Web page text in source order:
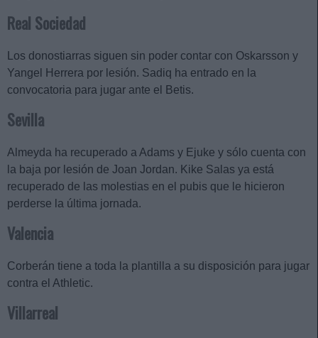
Real Sociedad
Los donostiarras siguen sin poder contar con Oskarsson y
Yangel Herrera por lesión. Sadiq ha entrado en la
convocatoria para jugar ante el Betis.
Sevilla
Almeyda ha recuperado a Adams y Ejuke y sólo cuenta con
la baja por lesión de Joan Jordan. Kike Salas ya está
recuperado de las molestias en el pubis que le hicieron
perderse la última jornada.
Valencia
Corberán tiene a toda la plantilla a su disposición para jugar
contra el Athletic.
Villarreal